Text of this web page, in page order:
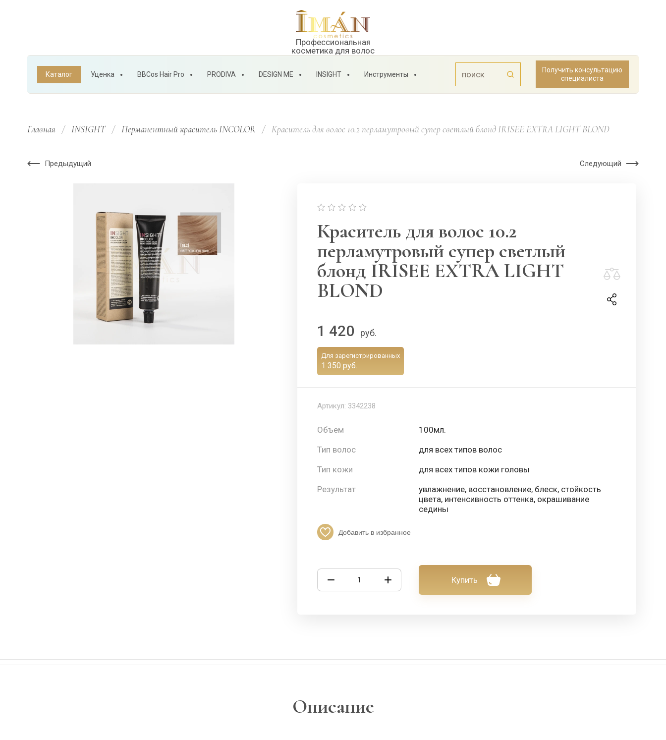
Профессиональная
косметика для волос
Каталог Уценка BBCos Hair Pro PRODIVA DESIGN ME INSIGHT Инструменты
Получить консультацию
специалиста
Главная / INSIGHT / Перманентный краситель INCOLOR /
  Краситель для волос 10.2 перламутровый супер светлый блонд IRISEE EXTRA LIGHT BLOND
Предыдущий Следующий
Краситель для волос 10.2
перламутровый супер светлый
блонд IRISEE EXTRA LIGHT
BLOND
1 420 руб.
Для зарегистрированных
1 350 руб.
Артикул: 3342238
Объем
100мл.
Тип волос
для всех типов волос
Тип кожи
для всех типов кожи головы
Результат
увлажнение, восстановление, блеск, стойкость
цвета, интенсивность оттенка, окрашивание
седины
Добавить в избранное
Купить
Описание